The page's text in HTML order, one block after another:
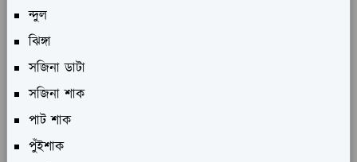
ন্দুল
ঝিঙ্গা
সজিনা ডাটা
সজিনা শাক
পাট শাক
পুঁইশাক